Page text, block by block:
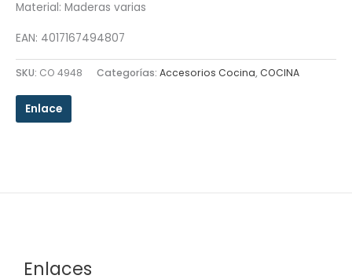
Material: Maderas varias
EAN: 4017167494807
SKU: CO 4948 Categorías: Accesorios Cocina,COCINA
Enlace
Enlaces